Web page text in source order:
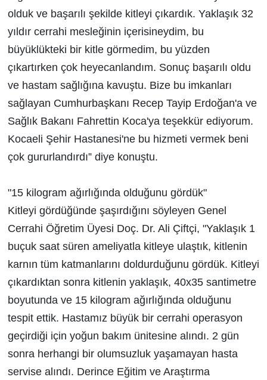
olduk ve başarılı şekilde kitleyi çıkardık. Yaklaşık 32
yıldır cerrahi mesleğinin içerisineydim, bu
büyüklükteki bir kitle görmedim, bu yüzden
çıkartırken çok heyecanlandım. Sonuç başarılı oldu
ve hastam sağlığına kavuştu. Bize bu imkanları
sağlayan Cumhurbaşkanı Recep Tayip Erdoğan'a ve
Sağlık Bakanı Fahrettin Koca'ya teşekkür ediyorum.
Kocaeli Şehir Hastanesi'ne bu hizmeti vermek beni
çok gururlandırdı” diye konuştu.
"15 kilogram ağırlığında olduğunu gördük"
Kitleyi gördüğünde şaşırdığını söyleyen Genel
Cerrahi Öğretim Üyesi Doç. Dr. Ali Çiftçi, "Yaklaşık 1
buçuk saat süren ameliyatla kitleye ulaştık, kitlenin
karnın tüm katmanlarını doldurduğunu gördük. Kitleyi
çıkardıktan sonra kitlenin yaklaşık, 40x35 santimetre
boyutunda ve 15 kilogram ağırlığında olduğunu
tespit ettik. Hastamız büyük bir cerrahi operasyon
geçirdiği için yoğun bakım ünitesine alındı. 2 gün
sonra herhangi bir olumsuzluk yaşamayan hasta
servise alındı. Derince Eğitim ve Araştırma